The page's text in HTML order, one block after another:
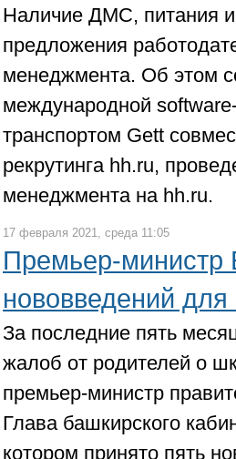
Наличие ДМС, питания и
предложения
менеджмента. Об этом
международной
транспортом Gett
рекрутинга hh.ru,
менеджмента на hh.ru.
17 февраля 2021, среда 11:05
Премьер-министр
нововведений
За последние пять
жалоб от родителей о
премьер-министр
Глава башкирского
котором принято пять